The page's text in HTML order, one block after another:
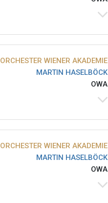
ORCHESTER WIENER AKADEMIE
MARTIN HASELBÖCK
OWA
ORCHESTER WIENER AKADEMIE
MARTIN HASELBÖCK
OWA